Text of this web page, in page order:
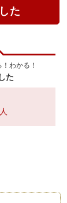
た
わかる！
た
人